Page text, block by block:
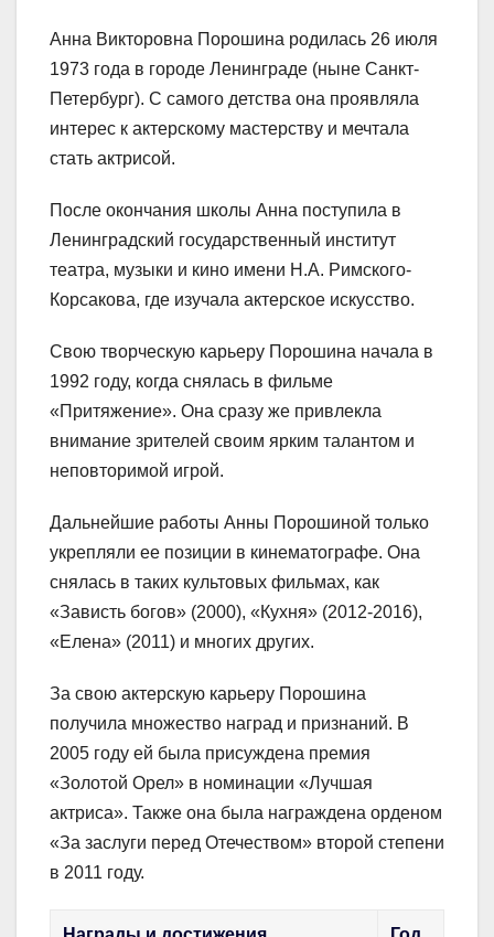
Анна Викторовна Порошина родилась 26 июля
1973 года в городе Ленинграде (ныне Санкт-
Петербург). С самого детства она проявляла
интерес к актерскому мастерству и мечтала
стать актрисой.
После окончания школы Анна поступила в
Ленинградский государственный институт
театра, музыки и кино имени Н.А. Римского-
Корсакова, где изучала актерское искусство.
Свою творческую карьеру Порошина начала в
1992 году, когда снялась в фильме
«Притяжение». Она сразу же привлекла
внимание зрителей своим ярким талантом и
неповторимой игрой.
Дальнейшие работы Анны Порошиной только
укрепляли ее позиции в кинематографе. Она
снялась в таких культовых фильмах, как
«Зависть богов» (2000), «Кухня» (2012-2016),
«Елена» (2011) и многих других.
За свою актерскую карьеру Порошина
получила множество наград и признаний. В
2005 году ей была присуждена премия
«Золотой Орел» в номинации «Лучшая
актриса». Также она была награждена орденом
«За заслуги перед Отечеством» второй степени
в 2011 году.